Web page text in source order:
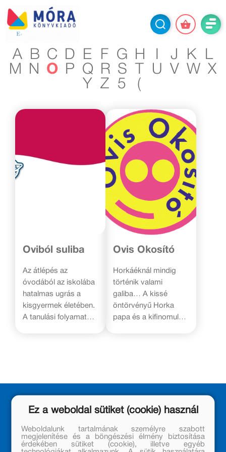
A B C D E F G H J K
L
M
N O P Q R S U V W X
Y
Z 5 (
Oviból suliba
Az átlépés az
óvodából az iskolába
hatalmas ugrás a
kisgyermek életében.
A tanulási folyamat
a készségeknek a
szolgálnak. A játékos,
a gyerekek életkori
Ovis Okosító
Horkáéknál mindig
történik valami
galiba… A kissé
öntörvényű Horka
papa és a kifinomult
azonban, mint minden
játszani és
rosszalkodni. Az Ovis
Ez a weboldal sütiket (cookie) használ
Weboldalunk tartalmának személyre szabott
megjelenítése és a böngészési élmény biztosítása
érdekében sütiket (cookie), illetve egyéb